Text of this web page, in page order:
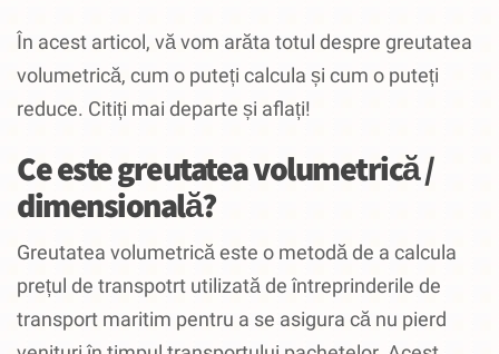
În acest articol, vă vom arăta totul despre greutatea
volumetrică, cum o puteți calcula și cum o puteți
reduce. Citiți mai departe și aflați!
Ce este greutatea volumetrică /
dimensională?
Greutatea volumetrică este o metodă de a calcula
prețul de transpotrt utilizată de întreprinderile de
transport maritim pentru a se asigura că nu pierd